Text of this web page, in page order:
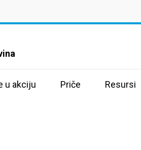
u akciju Priče Resursi